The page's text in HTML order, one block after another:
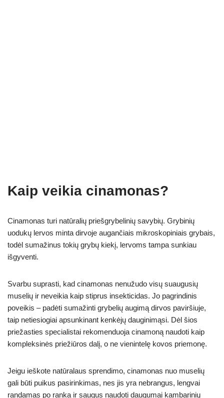
Kaip veikia cinamonas?
Cinamonas turi natūralių priešgrybelinių savybių. Grybinių
uodukų lervos minta dirvoje augančiais mikroskopiniais grybais,
todėl sumažinus tokių grybų kiekį, lervoms tampa sunkiau
išgyventi.
Svarbu suprasti, kad cinamonas nenužudo visų suaugusių
muselių ir neveikia kaip stiprus insekticidas. Jo pagrindinis
poveikis – padėti sumažinti grybelių augimą dirvos paviršiuje,
taip netiesiogiai apsunkinant kenkėjų dauginimąsi. Dėl šios
priežasties specialistai rekomenduoja cinamoną naudoti kaip
kompleksinės priežiūros dalį, o ne vienintelę kovos priemonę.
Jeigu ieškote natūralaus sprendimo, cinamonas nuo muselių
gali būti puikus pasirinkimas, nes jis yra nebrangus, lengvai
randamas po ranka ir saugus naudoti daugumai kambarinių